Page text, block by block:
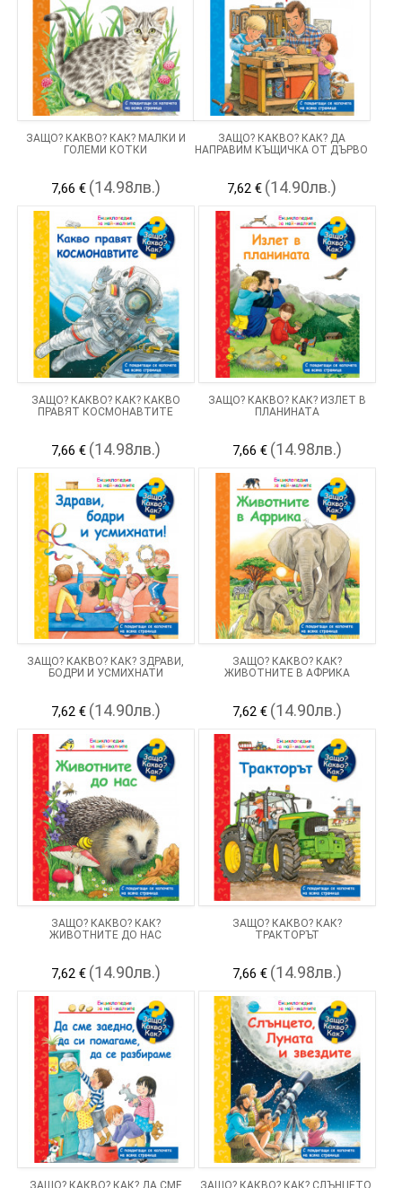
ЗАЩО? КАКВО? КАК? МАЛКИ И
ГОЛЕМИ КОТКИ
7,66 € (14.98лв.)
ЗАЩО? КАКВО? КАК? ДА
НАПРАВИМ КЪЩИЧКА ОТ ДЪРВО
7,62 € (14.90лв.)
ЗАЩО? КАКВО? КАК? КАКВО
ПРАВЯТ КОСМОНАВТИТЕ
7,66 € (14.98лв.)
ЗАЩО? КАКВО? КАК? ИЗЛЕТ В
ПЛАНИНАТА
7,66 € (14.98лв.)
ЗАЩО? КАКВО? КАК? ЗДРАВИ,
БОДРИ И УСМИХНАТИ
7,62 € (14.90лв.)
ЗАЩО? КАКВО? КАК?
ЖИВОТНИТЕ В АФРИКА
7,62 € (14.90лв.)
ЗАЩО? КАКВО? КАК?
ЖИВОТНИТЕ ДО НАС
7,62 € (14.90лв.)
ЗАЩО? КАКВО? КАК?
ТРАКТОРЪТ
7,66 € (14.98лв.)
ЗАЩО? КАКВО? КАК? ДА СМЕ ЗАЩО? КАКВО? КАК? СЛЪНЦЕТО,